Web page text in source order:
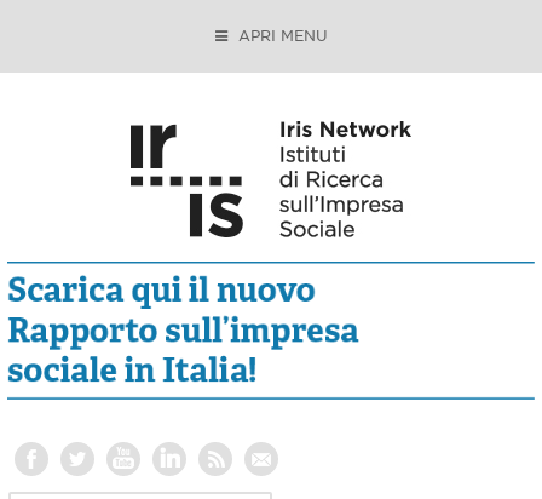
APRI MENU